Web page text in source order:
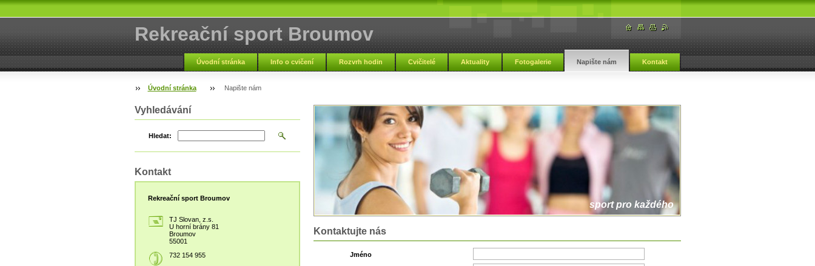
Rekreační sport Broumov
Úvodní stránka Info o cvičení Rozvrh hodin Cvičitelé Aktuality Fotogalerie Napište nám Kontakt
Úvodní stránka Napište nám
sport pro každého
Kontaktujte nás
Jméno
Vyhledávání
Hledat:
Kontakt
Rekreační sport Broumov
TJ Slovan, z.s.
U horní brány 81
Broumov
55001
732 154 955